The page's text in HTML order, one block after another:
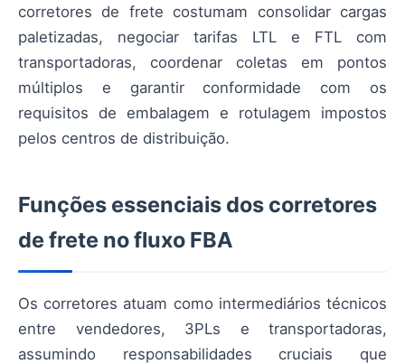
corretores de frete costumam consolidar cargas
paletizadas, negociar tarifas LTL e FTL com
transportadoras, coordenar coletas em pontos
múltiplos e garantir conformidade com os
requisitos de embalagem e rotulagem impostos
pelos centros de distribuição.
Funções essenciais dos corretores
de frete no fluxo FBA
Os corretores atuam como intermediários técnicos
entre vendedores, 3PLs e transportadoras,
assumindo responsabilidades cruciais que